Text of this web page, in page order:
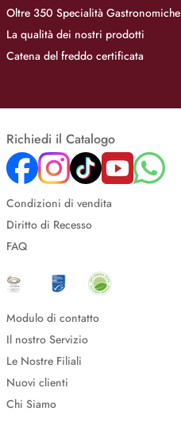
Oltre 350 Specialità Gastronomiche
La qualità dei nostri prodotti
Catena del freddo certificata
Richiedi il Catalogo
Condizioni di vendita
Diritto di Recesso
FAQ
Modulo di contatto
Il nostro Servizio
Le Nostre Filiali
Nuovi clienti
Chi Siamo